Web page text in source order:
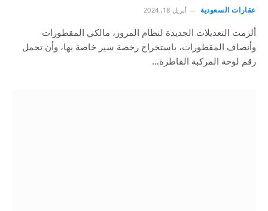
عقارات السعودية أبريل 18, 2024
ألزمت التعديلات الجديدة لنظام المرور، مالكي المقطورات
وأنصاف المقطورات، باستخراج رخصة سير خاصة بها، وأن تحمل
رقم لوحة المركبة القاطرة…